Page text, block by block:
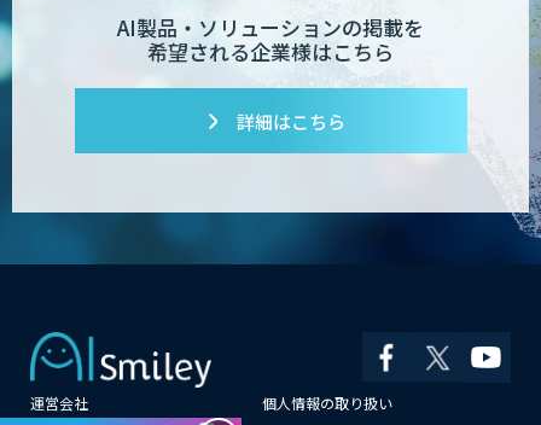
AI製品・ソリューションの掲載を
希望される企業様はこちら
詳細はこちら
運営会社
個人情報の取り扱い